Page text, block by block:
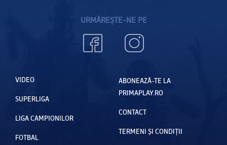
URMĂREȘTE-NE PE
VIDEO
SUPERLIGA
LIGA CAMPIONILOR
FOTBAL
ABONEAZĂ-TE LA
PRIMAPLAY.RO
CONTACT
TERMENI ȘI CONDIȚII